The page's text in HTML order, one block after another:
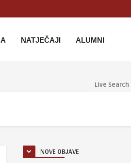
NATJEČAJI ALUMNI
NOVE OBJAVE